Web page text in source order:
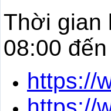
Thời gian
08:00
https://